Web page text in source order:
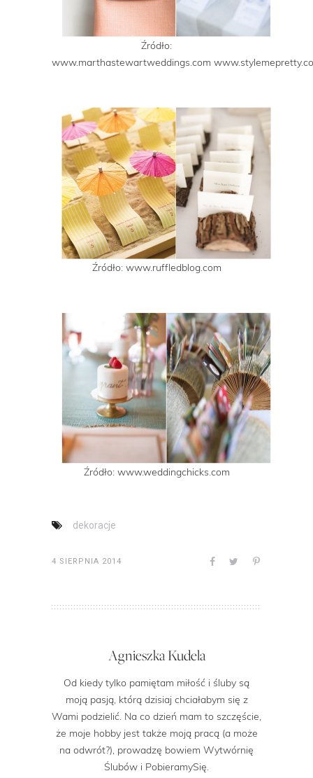
Źródło:
www.marthastewartweddings.com
Źródło: www.ruffledblog.com
Źródło: www.weddingchicks.com
dekoracje
4 SIERPNIA 2014
Agnieszka Kudela
Od kiedy tylko pamiętam miłość i śluby są
moją pasją, którą dzisiaj chciałabym się z
Wami podzielić. Na co dzień mam to szczęście,
że moje hobby jest także moją pracą (a może
na odwrót?), prowadzę bowiem Wytwórnię
Ślubów i PobieramySię.